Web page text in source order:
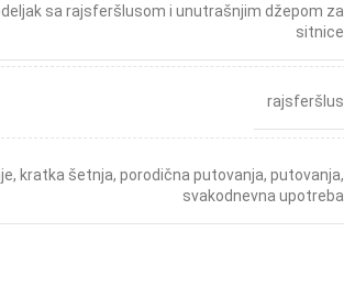
sa rajsferšlusom i unutrašnjim džepom za
sitnice
rajsferšlus
, kratka šetnja, porodična putovanja, putovanja,
svakodnevna upotreba